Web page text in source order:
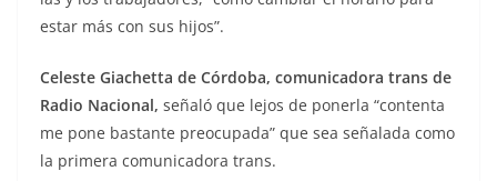
estar más con sus hijos”.
Celeste Giachetta de Córdoba, comunicadora trans de
Radio Nacional, señaló que lejos de ponerla “contenta
me pone bastante preocupada” que sea señalada como
la primera comunicadora trans.